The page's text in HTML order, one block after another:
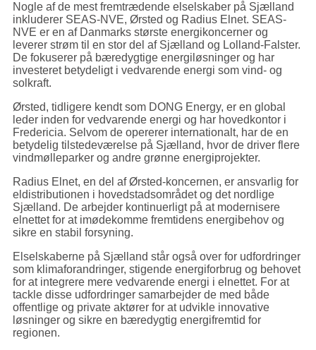
Nogle af de mest fremtrædende elselskaber på Sjælland
inkluderer SEAS-NVE, Ørsted og Radius Elnet. SEAS-
NVE er en af Danmarks største energikoncerner og
leverer strøm til en stor del af Sjælland og Lolland-Falster.
De fokuserer på bæredygtige energiløsninger og har
investeret betydeligt i vedvarende energi som vind- og
solkraft.
Ørsted, tidligere kendt som DONG Energy, er en global
leder inden for vedvarende energi og har hovedkontor i
Fredericia. Selvom de opererer internationalt, har de en
betydelig tilstedeværelse på Sjælland, hvor de driver flere
vindmølleparker og andre grønne energiprojekter.
Radius Elnet, en del af Ørsted-koncernen, er ansvarlig for
eldistributionen i hovedstadsområdet og det nordlige
Sjælland. De arbejder kontinuerligt på at modernisere
elnettet for at imødekomme fremtidens energibehov og
sikre en stabil forsyning.
Elselskaberne på Sjælland står også over for udfordringer
som klimaforandringer, stigende energiforbrug og behovet
for at integrere mere vedvarende energi i elnettet. For at
tackle disse udfordringer samarbejder de med både
offentlige og private aktører for at udvikle innovative
løsninger og sikre en bæredygtig energifremtid for
regionen.